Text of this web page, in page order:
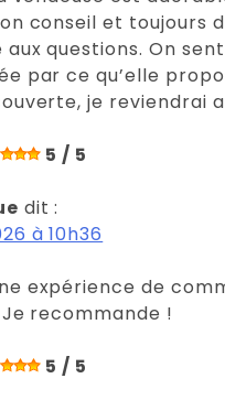
conseil et toujours
questions. On
par ce qu’elle
je reviendrai
5 / 5
dit :
à 10h36
expérience de
recommande !
5 / 5